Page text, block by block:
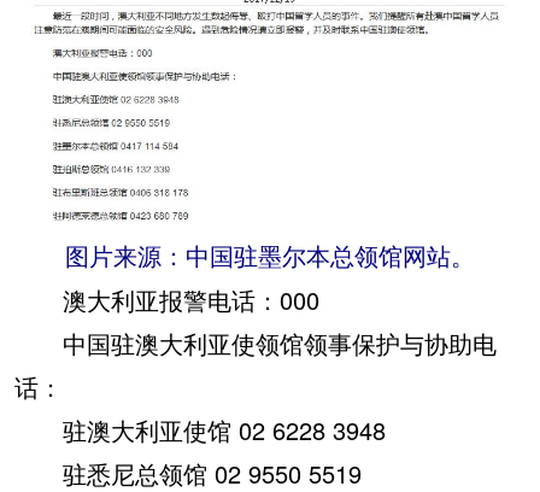
图片来源：中国驻墨尔本总领馆网站。
澳大利亚报警电话：000
中国驻澳大利亚使领馆领事保护与协助电
话：
驻澳大利亚使馆 02 6228 3948
驻悉尼总领馆 02 9550 5519